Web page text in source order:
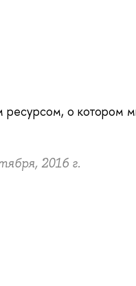
ресурсом, о котором
2016 г.